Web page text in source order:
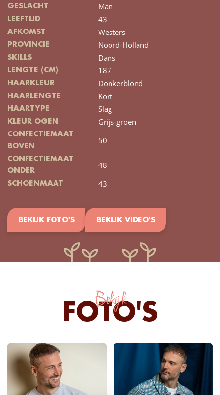
GESLACHT Man
LEEFTIJD 43
AFKOMST Westers
PROVINCIE Noord-Holland
SKILLS Dans
LENGTE (CM) 187
HAARKLEUR Donkerblond
HAARLENGTE Kort
HAARTYPE Slag
KLEUR OGEN Grijs-groen
CONFECTIEMAAT
BOVEN
50
CONFECTIEMAAT
ONDER
48
SCHOENMAAT 43
BEKIJK FOTO'S BEKIJK VIDEO'S
Bekijk
FOTO'S